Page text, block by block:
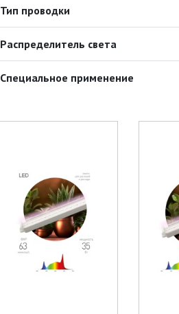
Тип проводки
Распределитель света
Специальное применение